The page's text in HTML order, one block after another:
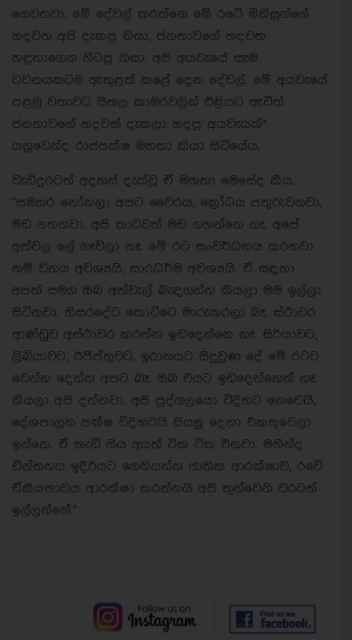
ගෙවනවා. මේ දේවල් කරන්නෙ මේ රටේ මිනිසුන්ගේ
හදවත අපි දැකපු නිසා, ජනතාවගේ හදවත
හඳුනාගෙන හිටපු නිසා. අපි අයවැයේ සෑම
වචනයකටම ඇතුළත් කළේ දෙන දේවල්. මේ අයවැයේ
පළමු වතාවට සීතල කාමරවලින් එළියට ඇවිත්
ජනතාවගේ හදවත් දැකලා හදපු අයවැයක්*
යනුවෙන්ද රාජපක්ෂ මහතා කියා සිටියේය.‍
වැඩිදුරටත් අදහස් දැක්වූ ඒ මහතා මෙසේද කීය.
"සමහර නෝනලා අපට වෛරය, ක්‍රෝධය පතුරුවනවා,
මඩ ගහනවා. අපි කාටවත් මඩ ගහන්නෙ නෑ. අපේ
අත්වල ලේ ගෑවිලා නෑ. මේ රට සංවර්ධනය කරනවා
නම් විනය අවශ්‍යයි, සාරධර්ම අවශ්‍යයි. ඒ සඳහා
අපත් සමග ඔබ අත්වැල් බැඳගන්න කියලා මම ඉල්ලා
සිටිනවා. හිසරදේට කොට්ටෙ මාරුකරලා බෑ. ස්ථාවර
ආණ්ඩුව අස්ථාවර කරන්න ඉඩදෙන්නෙ නෑ. සිරියාවට,
ලිබියාවට, ඊජිප්තුවට, ඉරානයට සිදුවුණ දේ මේ රටට
වෙන්න දෙන්න අපට බෑ. ඔබ එයට ඉඩදෙන්නෙත් නෑ
කියලා අපි දන්නවා. අපි පුද්ගලයො විදිහට නෙවෙයි,
දේශපාලන පක්ෂ විදිහටයි සියලු දෙනා එකතුවෙලා
ඉන්නෙ. ඒ කැඩී ගිය අයත් ටික ටික එනවා. මහින්ද
චින්තනය ඉදිරියට ගෙනියන්න ජාතික ආරක්ෂාව, රටේ
ඒකීයභාවය ආරක්ෂා කරන්නයි අපි තුන්වෙනි වරටත්
ඉල්ලන්නේ."